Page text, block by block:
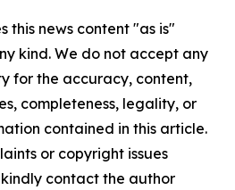
this news content "as is"
kind. We do not accept any
for the accuracy, content,
completeness, legality, or
contained in this article.
or copyright issues
contact the author